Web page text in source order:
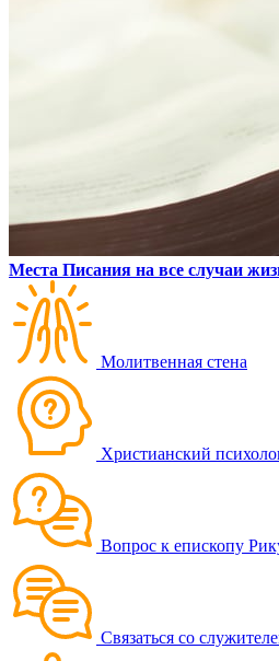
Места Писания на все случаи
Молитвенная стена
Христианский
Вопрос к епископу
Связаться со